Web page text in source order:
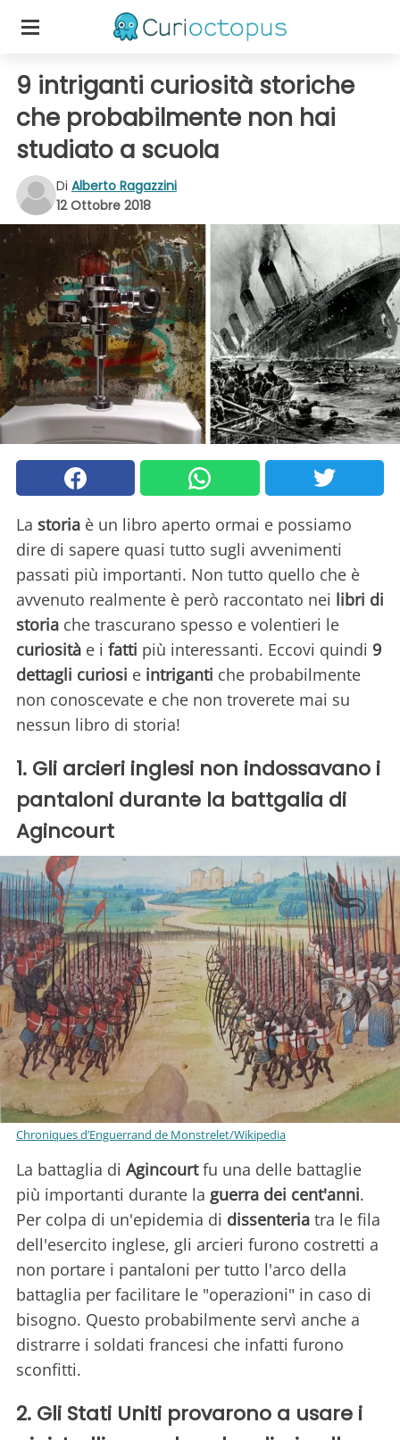
9 intriganti curiosità storiche
che probabilmente non hai
studiato a scuola
Di Alberto Ragazzini
12 Ottobre 2018
La storia è un libro aperto ormai e possiamo
dire di sapere quasi tutto sugli avvenimenti
passati più importanti. Non tutto quello che è
avvenuto realmente è però raccontato nei libri di
storia che trascurano spesso e volentieri le
curiosità e i fatti più interessanti. Eccovi quindi 9
dettagli curiosi e intriganti che probabilmente
non conoscevate e che non troverete mai su
nessun libro di storia!
1. Gli arcieri inglesi non indossavano i
pantaloni durante la battgalia di
Agincourt
Chroniques d’Enguerrand de Monstrelet/Wikipedia
La battaglia di Agincourtfu una delle battaglie
più importanti durante la guerra dei cent'anni.
Per colpa di un'epidemia di dissenteria tra le fila
dell'esercito inglese, gli arcieri furono costretti a
non portare i pantaloni per tutto l'arco della
battaglia per facilitare le "operazioni" in caso di
bisogno. Questo probabilmente servì anche a
distrarre i soldati francesi che infatti furono
sconfitti.
2. Gli Stati Uniti provarono a usare i